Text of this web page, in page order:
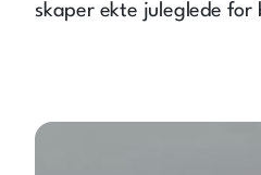
skaper ekte juleglede for